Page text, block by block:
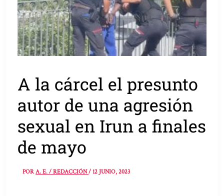
A la cárcel el presunto
autor de una agresión
sexual en Irun a finales
de mayo
PORA. E. / REDACCIÓN/12 JUNIO, 2023